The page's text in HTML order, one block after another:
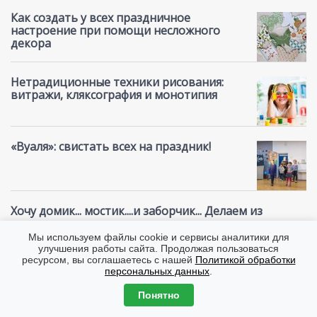
Как создать у всех праздничное
настроение при помощи несложного
декора
Нетрадиционные техники рисования:
витражи, кляксография и монотипия
«Вуаля»: свистать всех на праздник!
Хочу домик... мостик....и заборчик... Делаем из
В какие игры можно играть с ребёнком,
не отвлекаясь от повседневных дел?
Мы используем файлы cookie и сервисы аналитики для
улучшения работы сайта. Продолжая пользоваться
ресурсом, вы соглашаетесь с нашей Политикой обработки
персональных данных
Понятно